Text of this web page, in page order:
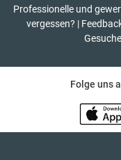
Professionelle und
vergessen? |
Folge uns